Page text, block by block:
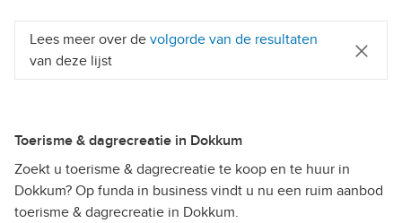
Lees meer over de volgorde van de resultaten
van deze lijst
Toerisme & dagrecreatie in Dokkum
Zoekt u toerisme & dagrecreatie te koop en te huur in
Dokkum? Op funda in business vindt u nu een ruim aanbod
toerisme & dagrecreatie in Dokkum.